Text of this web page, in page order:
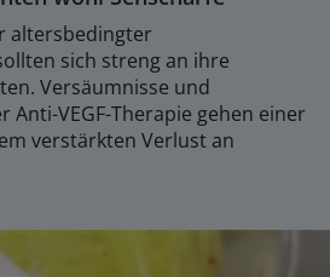
altersbedingter
sich streng an ihre
Versäumnisse und
Anti-VEGF-Therapie gehen einer
verstärkten Verlust an